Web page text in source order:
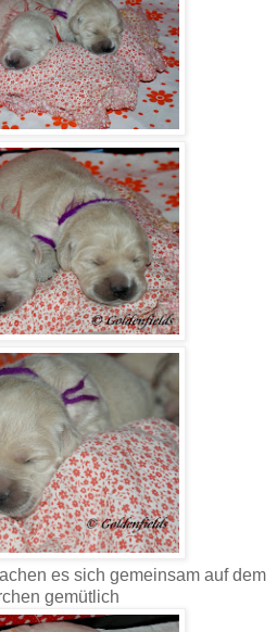
es sich gemeinsam auf dem
gemütlich